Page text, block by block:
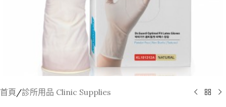
首頁/診所用品 Clinic Supplies